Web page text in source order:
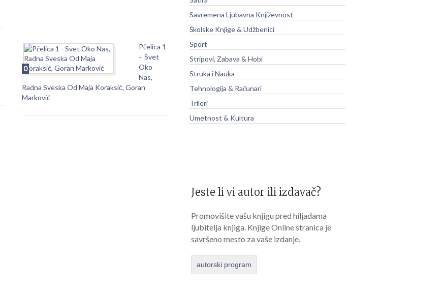
0
Pčelica 1
– Svet
Oko
Nas,
Radna Sveska Od Maja Koraksić, Goran
Marković
Savremena Ljubavna Književnost
Školske Knjige & Udžbenici
Sport
Stripovi, Zabava & Hobi
Struka i Nauka
Tehnologija & Računari
Trileri
Umetnost & Kultura
Jeste li vi autor ili izdavač?
Promovišite vašu knjigu pred hiljadama
ljubitelja knjiga. Knjige Online stranica je
savršeno mesto za vaše izdanje.
autorski program